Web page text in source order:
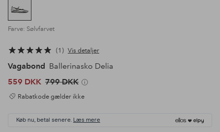
Farve: Sølvfarvet
1 Vis detaljer
Vagabond
Ballerinasko Delia
559 DKK 799 DKK
Rabatkode gælder ikke
Køb nu, betal senere. Læs mere